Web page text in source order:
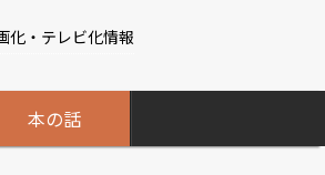
化・テレビ化情報
本の話